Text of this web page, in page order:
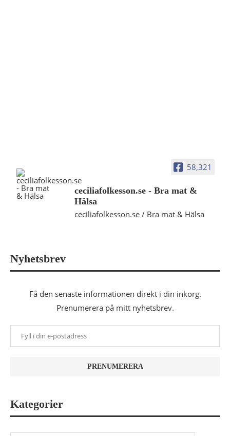
58,321
ceciliafolkesson.se - Bra mat &
Hälsa
ceciliafolkesson.se / Bra mat & Hälsa
Nyhetsbrev
Få den senaste informationen direkt i din inkorg.
Prenumerera på mitt nyhetsbrev.
Kategorier